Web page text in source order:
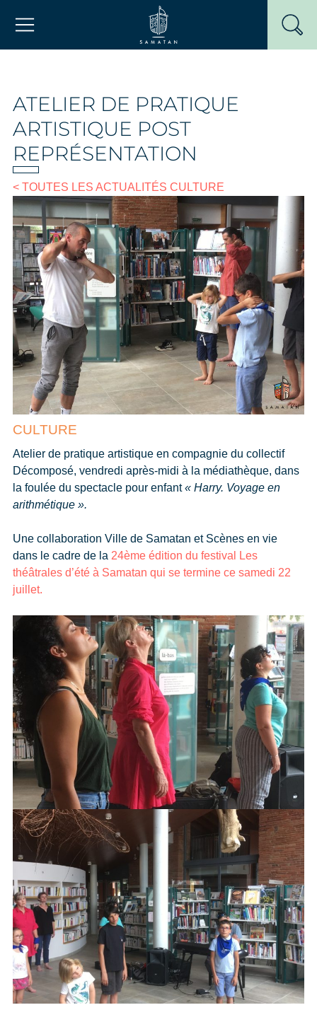
Mairie de Samatan
ATELIER DE PRATIQUE
ARTISTIQUE POST
REPRÉSENTATION
< TOUTES LES ACTUALITÉS CULTURE
CULTURE
Atelier de pratique artistique en compagnie du collectif
Décomposé, vendredi après-midi à la médiathèque, dans
la foulée du spectacle pour enfant« Harry. Voyage en
arithmétique ».
Une collaboration Ville de Samatan et Scènes en vie
dans le cadre de la 24ème édition du festival Les
théâtrales d’été à Samatan qui se termine ce samedi 22
juillet.